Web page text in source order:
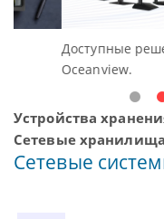
Доступные решения
Oceanview.
Устройства
Сетевые хранилища
Сетевые